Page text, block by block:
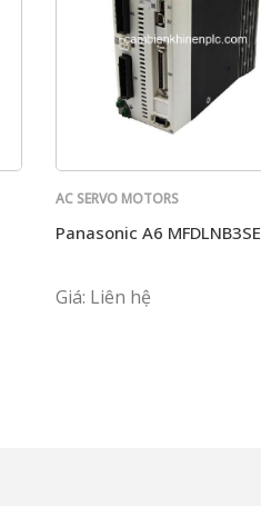
AC SERVO MOTORS
Panasonic A6 MFDLNB3SE
Giá: Liên hệ